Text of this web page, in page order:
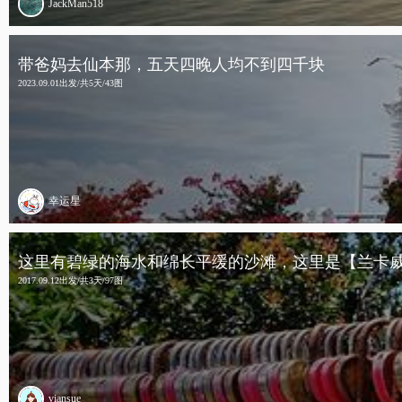
JackMan518
带爸妈去仙本那，五天四晚人均不到四千块
2023.09.01出发/共5天/43图
幸运星
这里有碧绿的海水和绵长平缓的沙滩，这里是【兰卡
2017.09.12出发/共3天/97图
viansue